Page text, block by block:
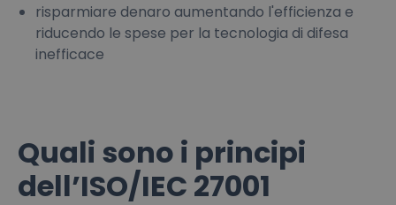
risparmiare denaro aumentando l'efficienza e
riducendo le spese per la tecnologia di difesa
inefficace
Quali sono i principi
dell’ISO/IEC 27001